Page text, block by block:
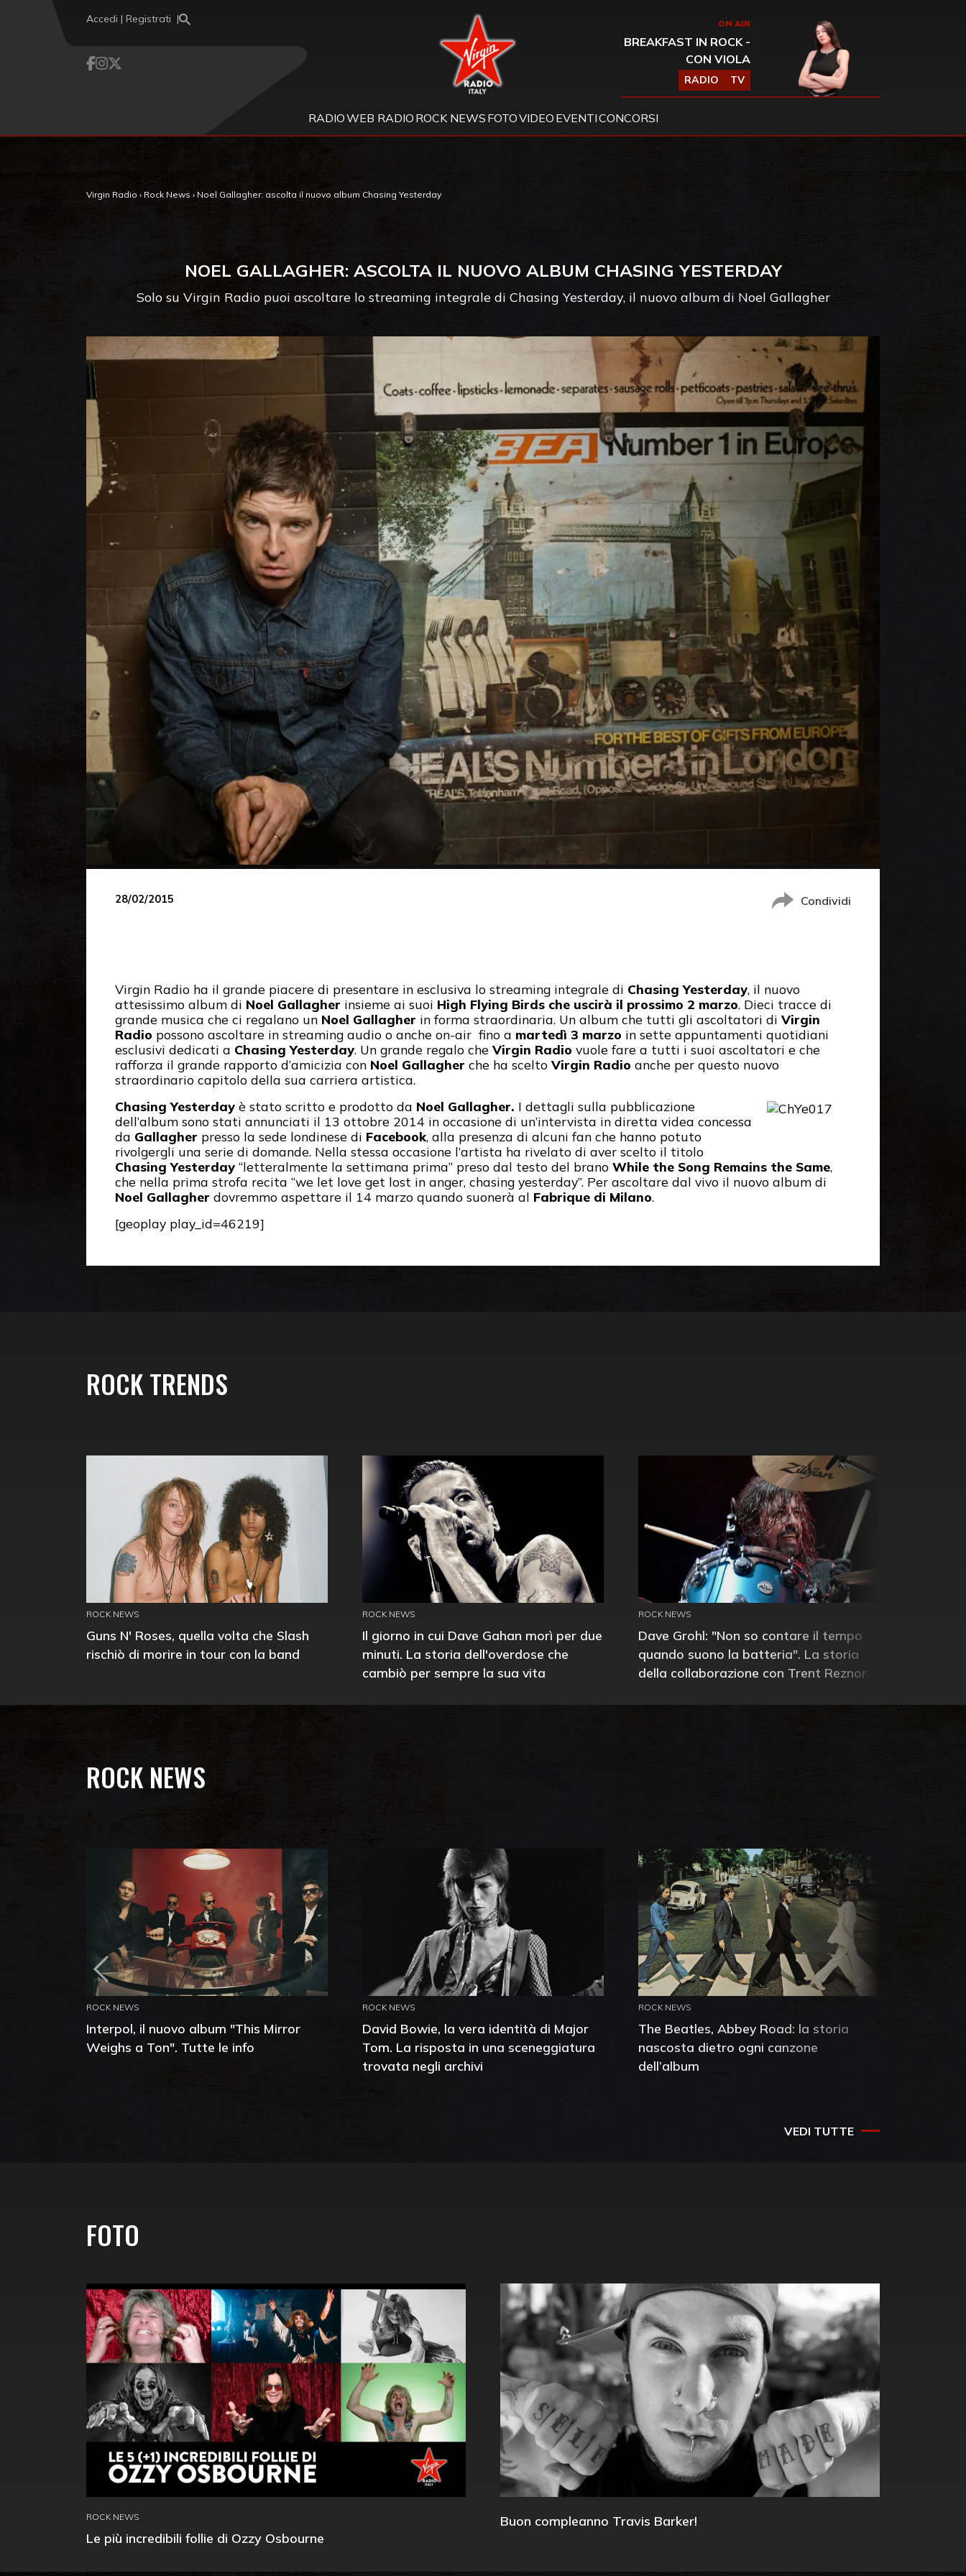
Accedi | Registrati Virgin Radio ON AIR
BREAKFAST IN ROCK -
CON VIOLA
RADIO TV
RADIOWEB RADIO ROCK NEWS FOTOVIDEO EVENTICONCORSI
Virgin Radio › Rock News › Noel Gallagher: ascolta il nuovo album Chasing Yesterday
NOEL GALLAGHER: ASCOLTA IL NUOVO ALBUM CHASING YESTERDAY
Solo su Virgin Radio puoi ascoltare lo streaming integrale di Chasing Yesterday, il nuovo album di Noel Gallagher
28/02/2015 Condividi
Virgin Radio ha il grande piacere di presentare in esclusiva lo streaming integrale di Chasing Yesterday, il nuovo
attesissimo album di Noel Gallagher insieme ai suoi High Flying Birds che uscirà il prossimo 2 marzo. Dieci tracce di
grande musica che ci regalano un Noel Gallagher in forma straordinaria. Un album che tutti gli ascoltatori di Virgin
Radio possono ascoltare in streaming audio o anche on-air fino a martedì 3 marzo in sette appuntamenti quotidiani
esclusivi dedicati a Chasing Yesterday. Un grande regalo che Virgin Radio vuole fare a tutti i suoi ascoltatori e che
rafforza il grande rapporto d’amicizia con Noel Gallagher che ha scelto Virgin Radio anche per questo nuovo
straordinario capitolo della sua carriera artistica.
Chasing Yesterday è stato scritto e prodotto da Noel Gallagher. I dettagli sulla pubblicazione
dell’album sono stati annunciati il 13 ottobre 2014 in occasione di un’intervista in diretta videa concessa
da Gallagher presso la sede londinese di Facebook, alla presenza di alcuni fan che hanno potuto
rivolgergli una serie di domande. Nella stessa occasione l’artista ha rivelato di aver scelto il titolo
Chasing Yesterday “letteralmente la settimana prima” preso dal testo del brano While the Song Remains the Same,
che nella prima strofa recita “we let love get lost in anger, chasing yesterday”. Per ascoltare dal vivo il nuovo album di
Noel Gallagher dovremmo aspettare il 14 marzo quando suonerà al Fabrique di Milano.
[geoplay play_id=46219]
ROCK TRENDS
ROCK NEWS
Guns N' Roses, quella volta che Slash
rischiò di morire in tour con la band
ROCK NEWS
Il giorno in cui Dave Gahan morì per due
minuti. La storia dell'overdose che
cambiò per sempre la sua vita
ROCK NEWS
Dave Grohl: "Non so contare il tempo
quando suono la batteria". La storia
della collaborazione con Trent Reznor
ROCK NEWS
ROCK NEWS
Interpol, il nuovo album "This Mirror
Weighs a Ton". Tutte le info
ROCK NEWS
David Bowie, la vera identità di Major
Tom. La risposta in una sceneggiatura
trovata negli archivi
ROCK NEWS
The Beatles, Abbey Road: la storia
nascosta dietro ogni canzone
dell’album
VEDI TUTTE
FOTO
ROCK NEWS
Le più incredibili follie di Ozzy Osbourne
Buon compleanno Travis Barker!